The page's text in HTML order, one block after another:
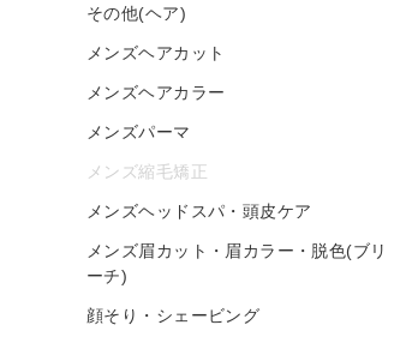
その他(ヘア)
メンズヘアカット
メンズヘアカラー
メンズパーマ
メンズ縮毛矯正
メンズヘッドスパ・頭皮ケア
メンズ眉カット・眉カラー・脱色(ブリ
ーチ)
顔そり・シェービング